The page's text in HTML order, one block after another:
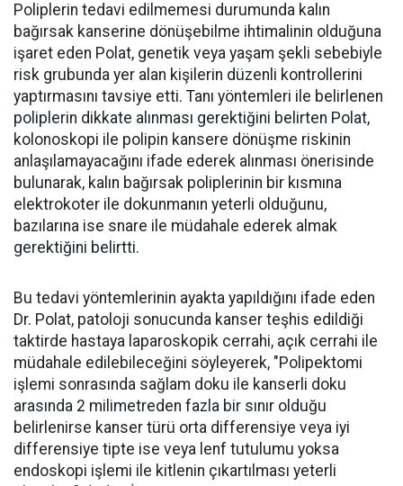
Poliplerin tedavi edilmemesi durumunda kalın
bağırsak kanserine dönüşebilme ihtimalinin olduğuna
işaret eden Polat, genetik veya yaşam şekli sebebiyle
risk grubunda yer alan kişilerin düzenli kontrollerini
yaptırmasını tavsiye etti. Tanı yöntemleri ile belirlenen
poliplerin dikkate alınması gerektiğini belirten Polat,
kolonoskopi ile polipin kansere dönüşme riskinin
anlaşılamayacağını ifade ederek alınması önerisinde
bulunarak, kalın bağırsak poliplerinin bir kısmına
elektrokoter ile dokunmanın yeterli olduğunu,
bazılarına ise snare ile müdahale ederek almak
gerektiğini belirtti.
Bu tedavi yöntemlerinin ayakta yapıldığını ifade eden
Dr. Polat, patoloji sonucunda kanser teşhis edildiği
taktirde hastaya laparoskopik cerrahi, açık cerrahi ile
müdahale edilebileceğini söyleyerek, "Polipektomi
işlemi sonrasında sağlam doku ile kanserli doku
arasında 2 milimetreden fazla bir sınır olduğu
belirlenirse kanser türü orta differensiye veya iyi
differensiye tipte ise veya lenf tutulumu yoksa
endoskopi işlemi ile kitlenin çıkartılması yeterli